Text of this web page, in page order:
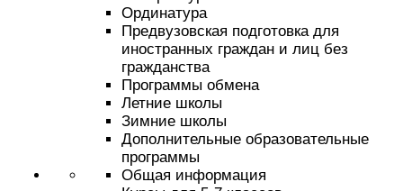
Ординатура
Предвузовская подготовка для
иностранных граждан и лиц без
гражданства
Программы обмена
Летние школы
Зимние школы
Дополнительные образовательные
программы
Общая информация